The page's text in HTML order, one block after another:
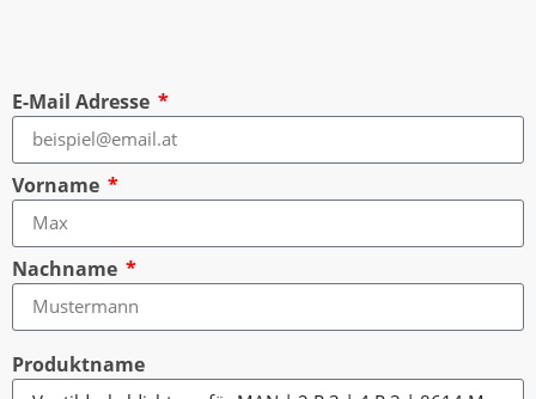
E-Mail Adresse
Vorname
Nachname
Produktname